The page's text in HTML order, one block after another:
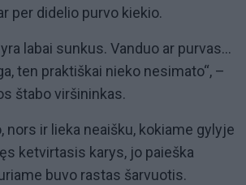
per didelio purvo kiekio.
labai sunkus. Vanduo ar purvas...
ten praktiškai nieko nesimato“, –
štabo viršininkas.
nors ir lieka neaišku, kokiame gylyje
ketvirtasis karys, jo paieška
buvo rastas šarvuotis.